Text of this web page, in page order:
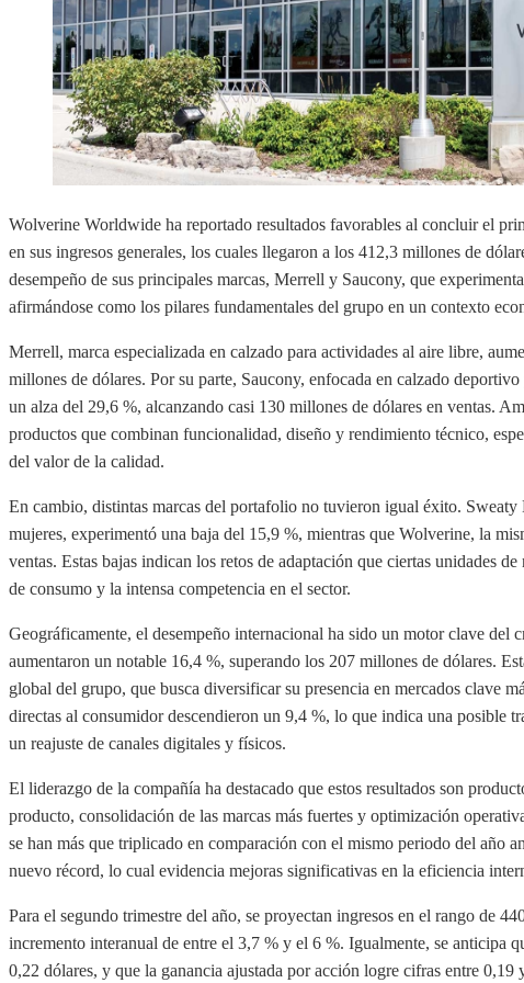
Wolverine Worldwide ha reportado resultados favorables al concluir el
en sus ingresos generales, los cuales llegaron a los 412,3 millones de
desempeño de sus principales marcas, Merrell y Saucony, que
afirmándose como los pilares fundamentales del grupo en un contexto
Merrell, marca especializada en calzado para actividades al aire libre,
millones de dólares. Por su parte, Saucony, enfocada en calzado
un alza del 29,6 %, alcanzando casi 130 millones de dólares en ventas.
productos que combinan funcionalidad, diseño y rendimiento técnico,
del valor de la calidad.
En cambio, distintas marcas del portafolio no tuvieron igual éxito. Sweaty
mujeres, experimentó una baja del 15,9 %, mientras que Wolverine, la
ventas. Estas bajas indican los retos de adaptación que ciertas unidades
de consumo y la intensa competencia en el sector.
Geográficamente, el desempeño internacional ha sido un motor clave del
aumentaron un notable 16,4 %, superando los 207 millones de dólares.
global del grupo, que busca diversificar su presencia en mercados clave
directas al consumidor descendieron un 9,4 %, lo que indica una posible
un reajuste de canales digitales y físicos.
El liderazgo de la compañía ha destacado que estos resultados son
producto, consolidación de las marcas más fuertes y optimización
se han más que triplicado en comparación con el mismo periodo del año
nuevo récord, lo cual evidencia mejoras significativas en la eficiencia
Para el segundo trimestre del año, se proyectan ingresos en el rango de
incremento interanual de entre el 3,7 % y el 6 %. Igualmente, se anticipa
0,22 dólares, y que la ganancia ajustada por acción logre cifras entre 0,19